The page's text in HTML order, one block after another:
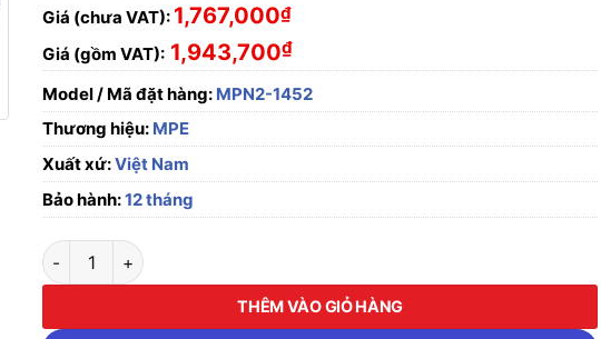
Giá (chưa VAT): 1,767,000₫
Giá (gồm VAT): 1,943,700₫
Model / Mã đặt hàng: MPN2-1452
Thương hiệu: MPE
Xuất xứ:Việt Nam
Bảo hành:12 tháng
Ổ cắm cố định bắt trên tường 5 cực, 125A, IP67 MPE MPN2-1452 số lượng
THÊM VÀO GIỎ HÀNG